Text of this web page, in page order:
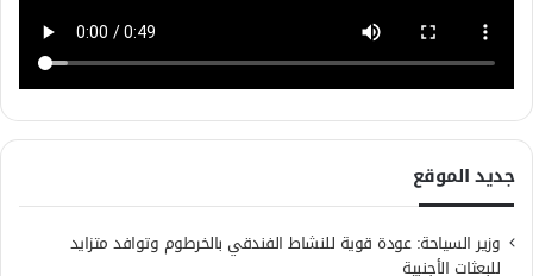
جديد الموقع
وزير السياحة: عودة قوية للنشاط الفندقي بالخرطوم وتوافد متزايد
للبعثات الأجنبية